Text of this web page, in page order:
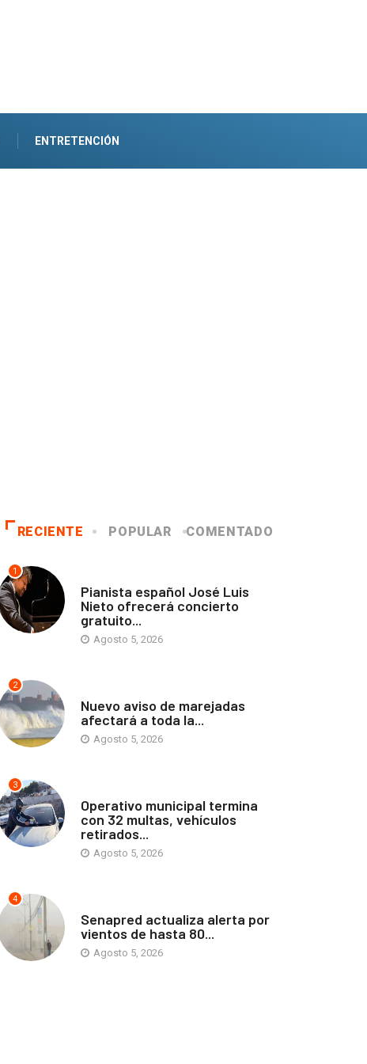
ENTRETENCIÓN
RECIENTE POPULAR COMENTADO
1
Pianista español José Luis
Nieto ofrecerá concierto
gratuito...
Agosto 5, 2026
2
Nuevo aviso de marejadas
afectará a toda la...
Agosto 5, 2026
3
Operativo municipal termina
con 32 multas, vehículos
retirados...
Agosto 5, 2026
4
Senapred actualiza alerta por
vientos de hasta 80...
Agosto 5, 2026